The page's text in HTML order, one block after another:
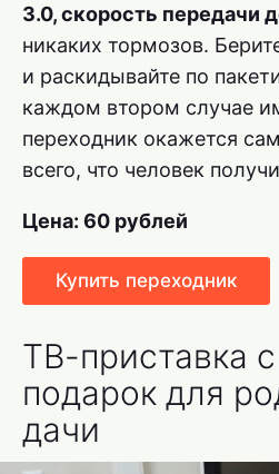
3.0, скорость передачи
никаких тормозов.
и раскидывайте по
каждом втором случае
переходник окажется
всего, что человек
Цена: 60 рублей
Купить переходник
ТВ-приставка
подарок для
дачи